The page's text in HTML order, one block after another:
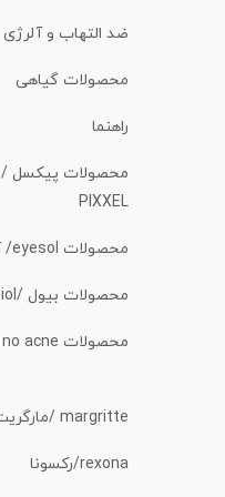
ضد التهاب و آلرژی
محصولات گیاهی
راهنما
محصولات پیکسل /
PIXXEL
محصولات eyesol/ آیسول
محصولات بیول /biol
محصولات no acne
margritte /مارگریت
rexona/رکسونا